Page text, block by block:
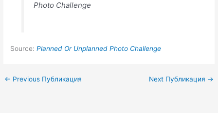
Photo Challenge
Source:Planned Or Unplanned Photo Challenge
← Previous Публикация Next Публикация →